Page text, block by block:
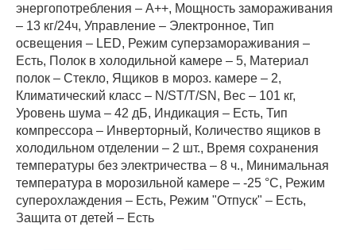
энергопотребления – А++, Мощность замораживания
– 13 кг/24ч, Управление – Электронное, Тип
освещения – LED, Режим суперзамораживания –
Есть, Полок в холодильной камере – 5, Материал
полок – Стекло, Ящиков в мороз. камере – 2,
Климатический класс – N/ST/T/SN, Вес – 101 кг,
Уровень шума – 42 дБ, Индикация – Есть, Тип
компрессора – Инверторный, Количество ящиков в
холодильном отделении – 2 шт., Время сохранения
температуры без электричества – 8 ч., Минимальная
температура в морозильной камере – -25 °C, Режим
суперохлаждения – Есть, Режим "Отпуск" – Есть,
Защита от детей – Есть